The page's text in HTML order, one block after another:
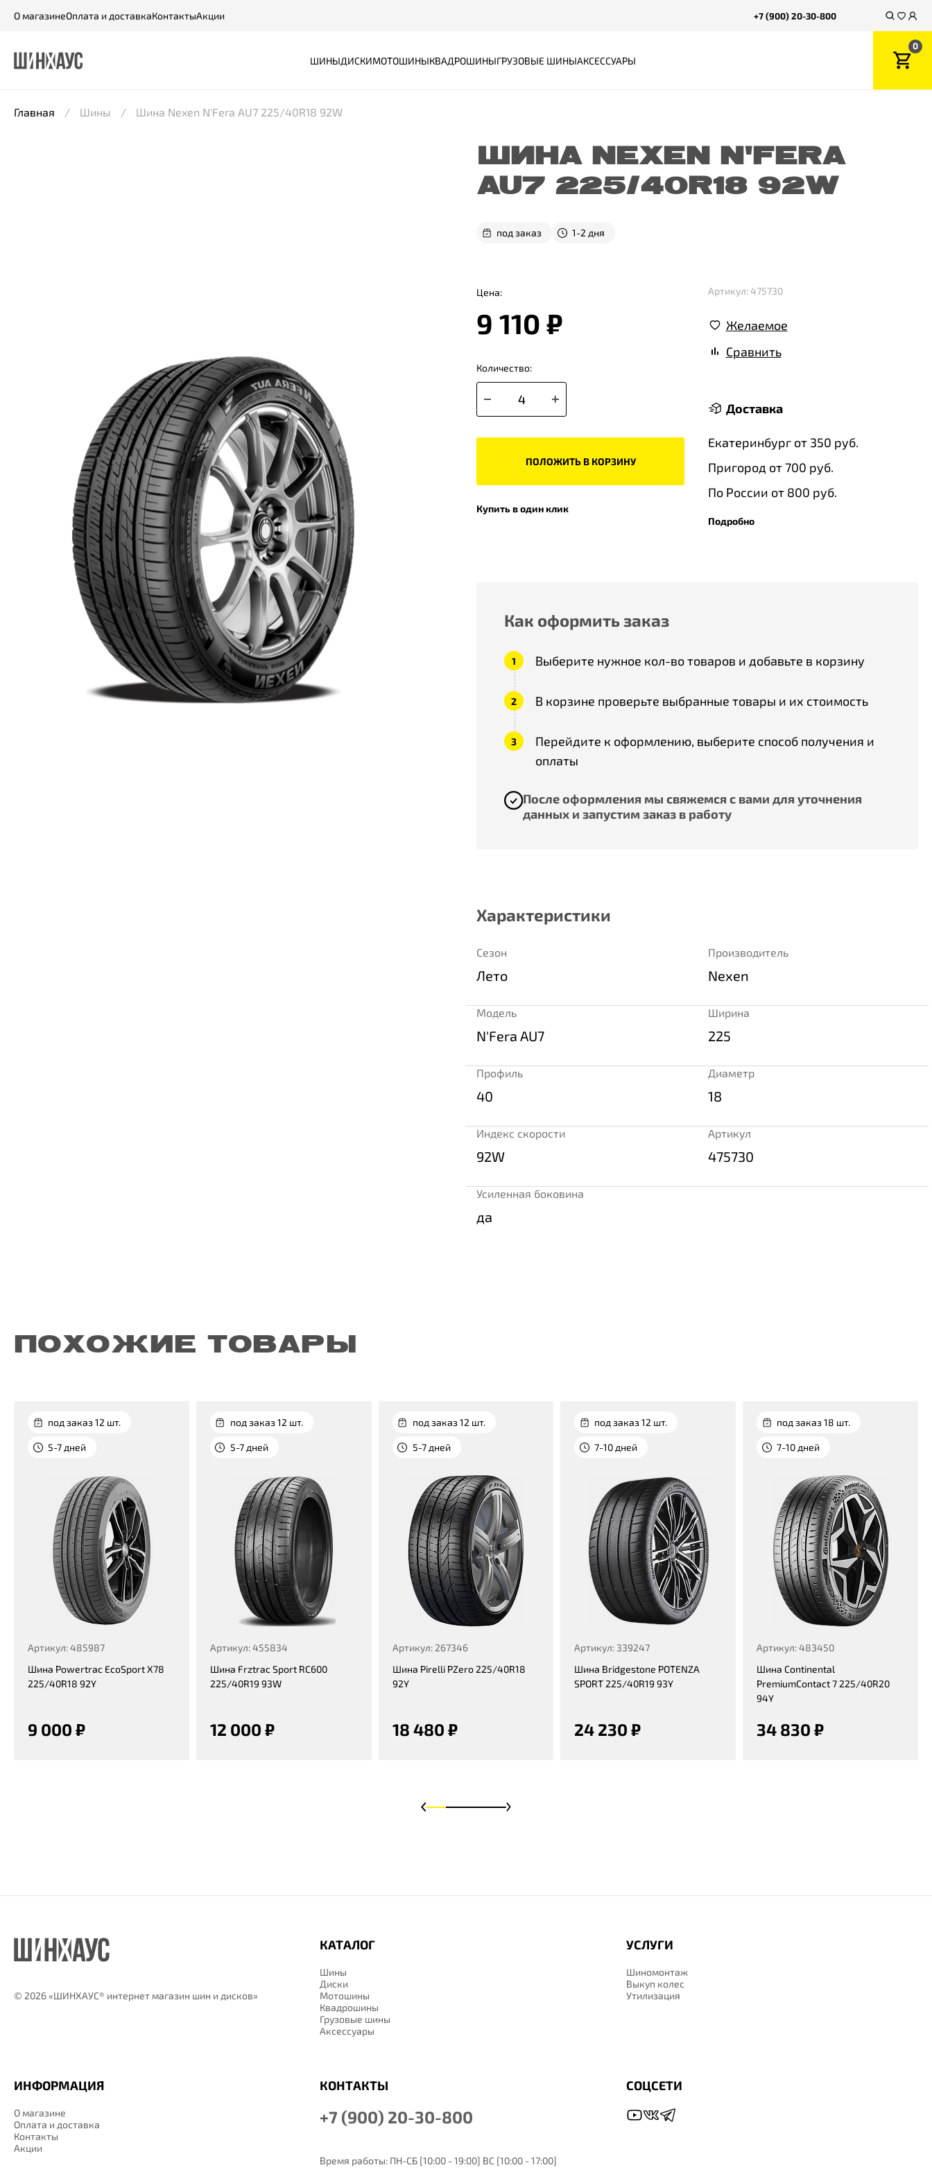
О магазинеОплата и доставкаКонтактыАкции +7 (900) 20-30-800
ШИНЫДИСКИМОТОШИНЫКВАДРОШИНЫГРУЗОВЫЕ ШИНЫАКСЕССУАРЫ
0
Главная Шины Шина Nexen N'Fera AU7 225/40R18 92W
ШИНА NEXEN N'FERA
AU7 225/40R18 92W
под заказ 1-2 дня
Цена:
9 110 ₽
Количество:
ПОЛОЖИТЬ В КОРЗИНУ
Купить в один клик
Артикул: 475730
Желаемое
Сравнить
Доставка
Екатеринбург от 350 руб.
Пригород от 700 руб.
По России от 800 руб.
Подробно
Как оформить заказ
Выберите нужное кол-во товаров и добавьте в корзину
В корзине проверьте выбранные товары и их стоимость
Перейдите к оформлению, выберите способ получения и
оплаты
После оформления мы свяжемся с вами для уточнения
данных и запустим заказ в работу
Характеристики
Сезон
Лето
Производитель
Nexen
Модель
N'Fera AU7
Ширина
225
Профиль
40
Диаметр
18
Индекс скорости
92W
Артикул
475730
Усиленная боковина
да
ПОХОЖИЕ ТОВАРЫ
под заказ 12 шт.
5-7 дней
Артикул: 485987
Шина Powertrac EcoSport X78
225/40R18 92Y
9 000 ₽
под заказ 12 шт.
5-7 дней
Артикул: 455834
Шина Frztrac Sport RC600
225/40R19 93W
12 000 ₽
под заказ 12 шт.
5-7 дней
Артикул: 267346
Шина Pirelli PZero 225/40R18
92Y
18 480 ₽
под заказ 12 шт.
7-10 дней
Артикул: 339247
Шина Bridgestone POTENZA
SPORT 225/40R19 93Y
24 230 ₽
под заказ 18 шт.
7-10 дней
Артикул: 483450
Шина Continental
PremiumContact 7 225/40R20
94Y
34 830 ₽
© 2026 «ШИНХАУС® интернет магазин шин и дисков»
КАТАЛОГ
Шины
Диски
Мотошины
Квадрошины
Грузовые шины
Аксессуары
ИНФОРМАЦИЯ
О магазине
Оплата и доставка
Контакты
Акции
УСЛУГИ
Шиномонтаж
Выкуп колес
Утилизация
КОНТАКТЫ
+7 (900) 20-30-800
Время работы: ПН-СБ [10:00 - 19:00] ВС [10:00 - 17:00]
СОЦСЕТИ